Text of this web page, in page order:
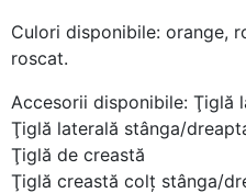
Culori disponibile: orange,
roscat.
Accesorii disponibile: Ţiglă
Ţiglă laterală stânga/
Ţiglă de creastă
Ţiglă creastă colţ stânga/